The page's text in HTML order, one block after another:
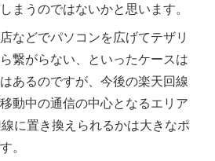
まうのではないかと思います。
などでパソコンを広げてテザリ
繋がらない、といったケースは
あるのですが、今後の楽天回線
動中の通信の中心となるエリア
に置き換えられるかは大きなポ
。